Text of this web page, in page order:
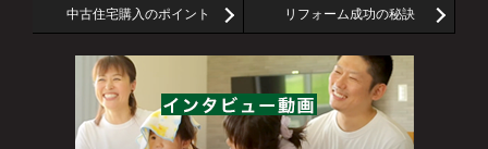
中古住宅購入のポイント リフォーム成功の秘訣